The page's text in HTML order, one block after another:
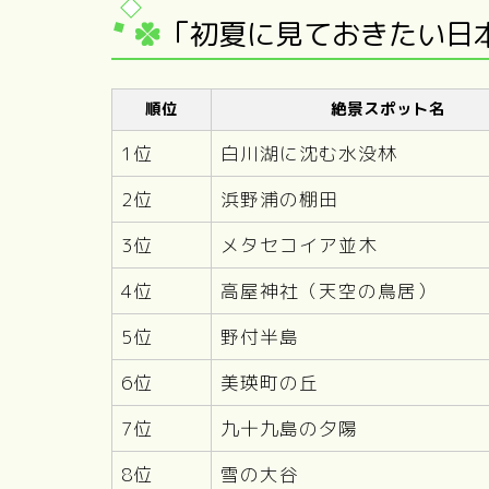
「初夏に見ておきたい
順位 絶景スポット名
1位
白川湖に沈む水没林
2位
浜野浦の棚田
3位
メタセコイア並木
4位
高屋神社（天空の鳥居）
5位
野付半島
6位
美瑛町の丘
7位
九十九島の夕陽
8位
雪の大谷